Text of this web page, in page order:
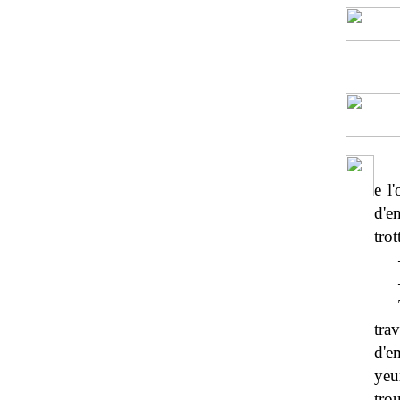
e